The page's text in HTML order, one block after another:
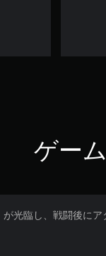
ゲー
光臨し、戦闘後に